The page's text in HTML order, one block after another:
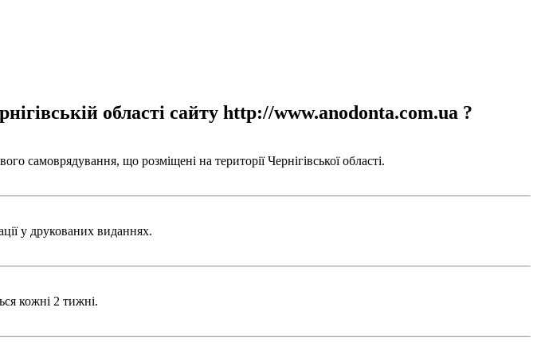
області сайту http://www.anodonta.com.ua ?
самоврядування, що розміщені на території Чернігівської області.
у друкованих виданнях.
кожні 2 тижні.